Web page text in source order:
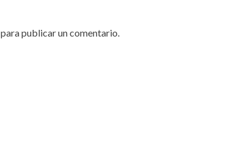
para publicar un comentario.